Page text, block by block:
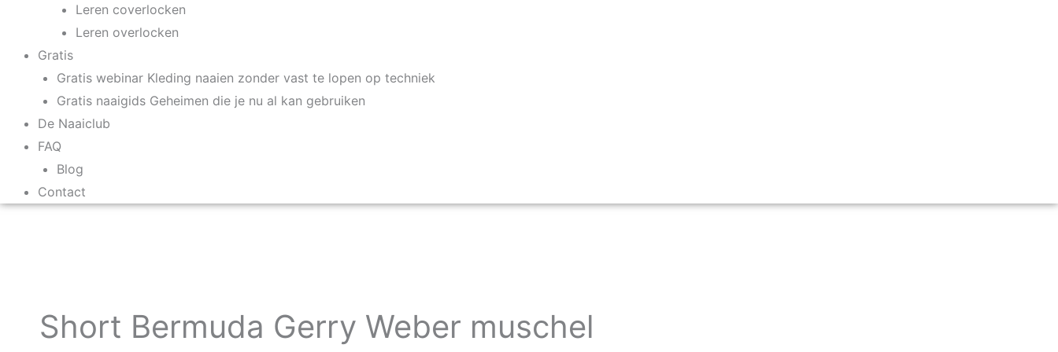
Leren coverlocken
Leren overlocken
Gratis
Gratis webinar Kleding naaien zonder vast te lopen op techniek
Gratis naaigids Geheimen die je nu al kan gebruiken
De Naaiclub
FAQ
Blog
Contact
Short Bermuda Gerry Weber muschel